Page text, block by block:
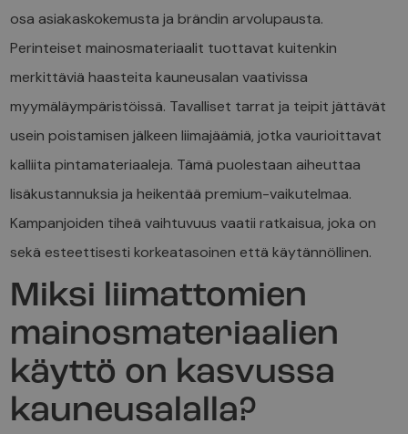
osa asiakaskokemusta ja brändin arvolupausta.
Perinteiset mainosmateriaalit tuottavat kuitenkin
merkittäviä haasteita kauneusalan vaativissa
myymäläympäristöissä. Tavalliset tarrat ja teipit jättävät
usein poistamisen jälkeen liimajäämiä, jotka vaurioittavat
kalliita pintamateriaaleja. Tämä puolestaan aiheuttaa
lisäkustannuksia ja heikentää premium-vaikutelmaa.
Kampanjoiden tiheä vaihtuvuus vaatii ratkaisua, joka on
sekä esteettisesti korkeatasoinen että käytännöllinen.
Miksi liimattomien
mainosmateriaalien
käyttö on kasvussa
kauneusalalla?